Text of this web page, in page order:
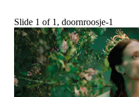
Slide 1 of 1, doornroosje-1